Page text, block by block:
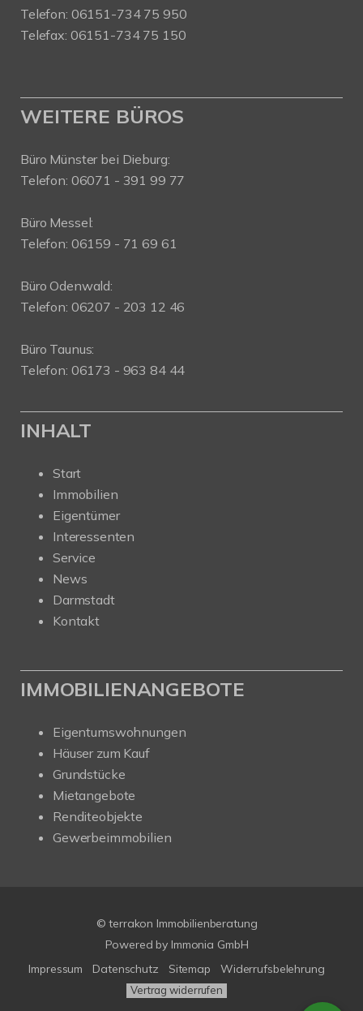
Telefon: 06151-734 75 950
Telefax: 06151-734 75 150
WEITERE BÜROS
Büro Münster bei Dieburg:
Telefon: 06071 - 391 99 77
Büro Messel:
Telefon: 06159 - 71 69 61
Büro Odenwald:
Telefon: 06207 - 203 12 46
Büro Taunus:
Telefon: 06173 - 963 84 44
INHALT
Start
Immobilien
Eigentümer
Interessenten
Service
News
Darmstadt
Kontakt
IMMOBILIENANGEBOTE
Eigentumswohnungen
Häuser zum Kauf
Grundstücke
Mietangebote
Renditeobjekte
Gewerbeimmobilien
© terrakon Immobilienberatung
Powered by Immonia GmbH
Impressum
Datenschutz Sitemap Widerrufsbelehrung
Vertrag widerrufen